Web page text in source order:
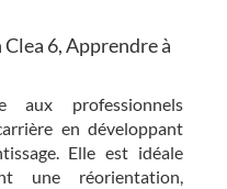
6, Apprendre à
aux professionnels
en développant
Elle est idéale
une réorientation,